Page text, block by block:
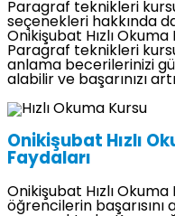
Paragraf teknikleri
seçenekleri hakkında
Onikişubat Hızlı
Paragraf teknikleri
anlama becerilerinizi
alabilir ve başarınızı
Onikişubat Hızlı
Faydaları
Onikişubat Hızlı Okuma
öğrencilerin